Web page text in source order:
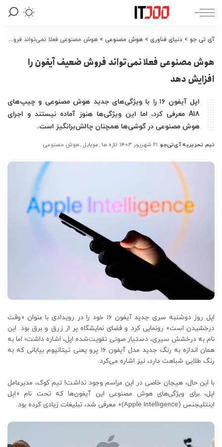
آی تی جو > دنیای فناوری > هوش مصنوعی > هوش مصنوعی فعلا نمی‌تواند فروش ضعیف آیفون‌ را افزایش دهد
هوش مصنوعی فعلا نمی‌تواند فروش ضعیف آیفون‌ را
افزایش دهد
اپل آیفون ۱۶ را با ویژگی‌های جدید هوش مصنوعی و چیپ‌های
A18 معرفی کرد، اما این ویژگی‌ها هنوز آماده نیستند و اجرای
هوش مصنوعی در گوشی‌ها همچنان چالش‌برانگیز است.
ارسال
توسط
تیم تحریریه آی‌تی‌جو ۲۱ شهریور ۱۴۰۳ تازه ها موبایل هوش مصنوعی
اپل روز دوشنبه سری جدید آیفون ۱۶ خود را در رویدادی با عنوان «وقت
درخشیدن است» رونمایی کرد و فضای نمایشگاه پر از زرق و برق بود. این
نام به درخشش سیری، دستیار صوتی تقویت‌شده اپل، اشاره داشت؛ اما به
همان اندازه به رنگ جدید مدل آیفون ۱۶ پرو یعنی تیتانیوم بیابانی که به
رنگ طلایی شباهت دارد، نیز اشاره می‌کرد.
با این حال، هیجان خاصی در این مراسم وجود نداشت! تیم کوک، مدیرعامل
اپل، برای ویژگی‌های هوش مصنوعی این آیفون‌ها که تحت نام «اپل
اینتلیجنس (Apple Intelligence)» معرفی شد، تبلیغات زیادی کرده بود.